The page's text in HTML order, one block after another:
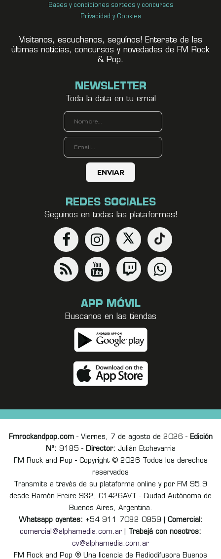
Bases y condiciones sorteos y concursos
Privacidad y Cookies
Visitanos, escuchanos, seguínos! Enterate de las
últimas noticias, concursos y novedades de FM Rock
& Pop.
NEWSLETTER
Toda la data en tu email
REDES SOCIALES
Seguinos en todas las plataformas!
APP MÓVIL
Buscanos en las tiendas
Fmrockandpop.com- Viernes, 7 de agosto de 2026 - Edición
Nº: 9185 - Director: Julián Etchevarria
FM Rock and Pop - Copyright © 2026 Todos los derechos
reservados
Transmite a través de su plataforma online y por FM 95.9
desde Ramón Freire 932, C1426AVT - Ciudad Autónoma de
Buenos Aires, Argentina.
Whatsapp oyentes: +54 911 7082 0959 | Comercial:
comercial@alphamedia.com.ar
Trabajá con nosotros:
cv@alphamedia.com.ar
FM Rock and Pop ® Una licencia de Radiodifusora Buenos